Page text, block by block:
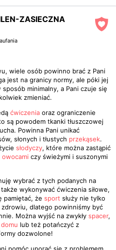
ZASIECZNA
wiele osób powinno brać z Pani
jest na granicy normy, ale póki jej
minimalny, a Pani czuje się
zmieniać.
ćwiczenia oraz ograniczenie
są powodem tkanki tłuszczowej
Powinna Pani unikać
słonych i tłustych przekąsek.
słodyczy, które można zastąpić
owocami czy świeżymi i suszonymi
wybrać z tych podanych na
także wykonywać ćwiczenia siłowe,
pamiętać, że sport służy nie tylko
dlatego powinniśmy być
Można wyjść na zwykły spacer,
lub też potańczyć z
dozwolone!